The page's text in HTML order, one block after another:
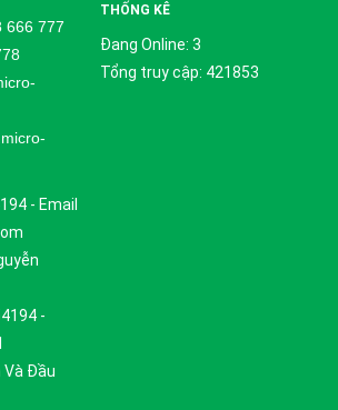
666 777
- Email
-
Và Đầu
THỐNG KÊ
Đang Online: 3
Tổng truy cập: 421853